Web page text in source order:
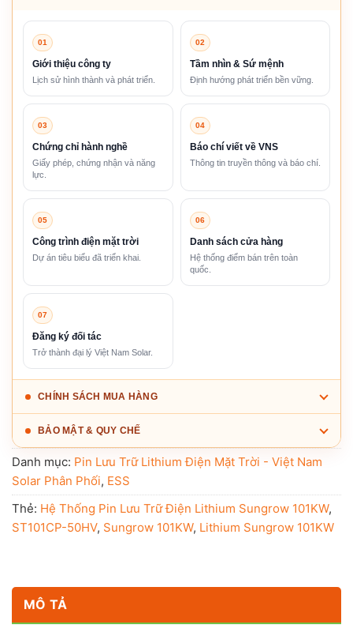
01
Giới thiệu công ty
Lịch sử hình thành và phát triển.
02
Tầm nhìn & Sứ mệnh
Định hướng phát triển bền vững.
03
Chứng chỉ hành nghề
Giấy phép, chứng nhận và năng
lực.
04
Báo chí viết về VNS
Thông tin truyền thông và báo chí.
05
Công trình điện mặt trời
Dự án tiêu biểu đã triển khai.
06
Danh sách cửa hàng
Hệ thống điểm bán trên toàn
quốc.
07
Đăng ký đối tác
Trở thành đại lý Việt Nam Solar.
CHÍNH SÁCH MUA HÀNG
BẢO MẬT & QUY CHẾ
Danh mục: Pin Lưu Trữ Lithium Điện Mặt Trời - Việt Nam
Solar Phân Phối, ESS
Thẻ: Hệ Thống Pin Lưu Trữ Điện Lithium Sungrow 101KW,
ST101CP-50HV, Sungrow 101KW, Lithium Sungrow 101KW
MÔ TẢ